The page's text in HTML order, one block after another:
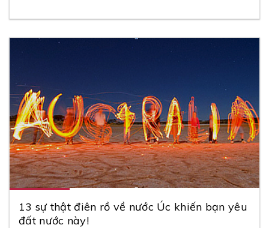
mặc dù vậy đó vẫn là bản sắc dân tộc họ giữ gìn.
13 sự thật điên rồ về nước Úc khiến bạn yêu
đất nước này!